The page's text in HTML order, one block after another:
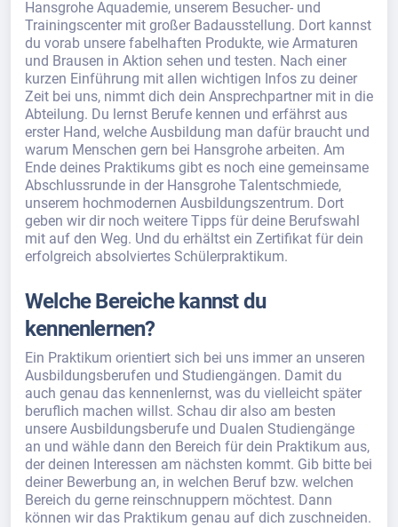
Hansgrohe Aquademie, unserem Besucher- und
Trainingscenter mit großer Badausstellung. Dort kannst
du vorab unsere fabelhaften Produkte, wie Armaturen
und Brausen in Aktion sehen und testen. Nach einer
kurzen Einführung mit allen wichtigen Infos zu deiner
Zeit bei uns, nimmt dich dein Ansprechpartner mit in die
Abteilung. Du lernst Berufe kennen und erfährst aus
erster Hand, welche Ausbildung man dafür braucht und
warum Menschen gern bei Hansgrohe arbeiten. Am
Ende deines Praktikums gibt es noch eine gemeinsame
Abschlussrunde in der Hansgrohe Talentschmiede,
unserem hochmodernen Ausbildungszentrum. Dort
geben wir dir noch weitere Tipps für deine Berufswahl
mit auf den Weg. Und du erhältst ein Zertifikat für dein
erfolgreich absolviertes Schülerpraktikum.
Welche Bereiche kannst du
kennenlernen?
Ein Praktikum orientiert sich bei uns immer an unseren
Ausbildungsberufen und Studiengängen. Damit du
auch genau das kennenlernst, was du vielleicht später
beruflich machen willst. Schau dir also am besten
unsere Ausbildungsberufe und Dualen Studiengänge
an und wähle dann den Bereich für dein Praktikum aus,
der deinen Interessen am nächsten kommt. Gib bitte bei
deiner Bewerbung an, in welchen Beruf bzw. welchen
Bereich du gerne reinschnuppern möchtest. Dann
können wir das Praktikum genau auf dich zuschneiden.